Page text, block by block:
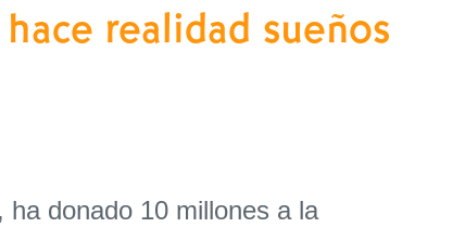
realidad sueños
donado 10 millones a la